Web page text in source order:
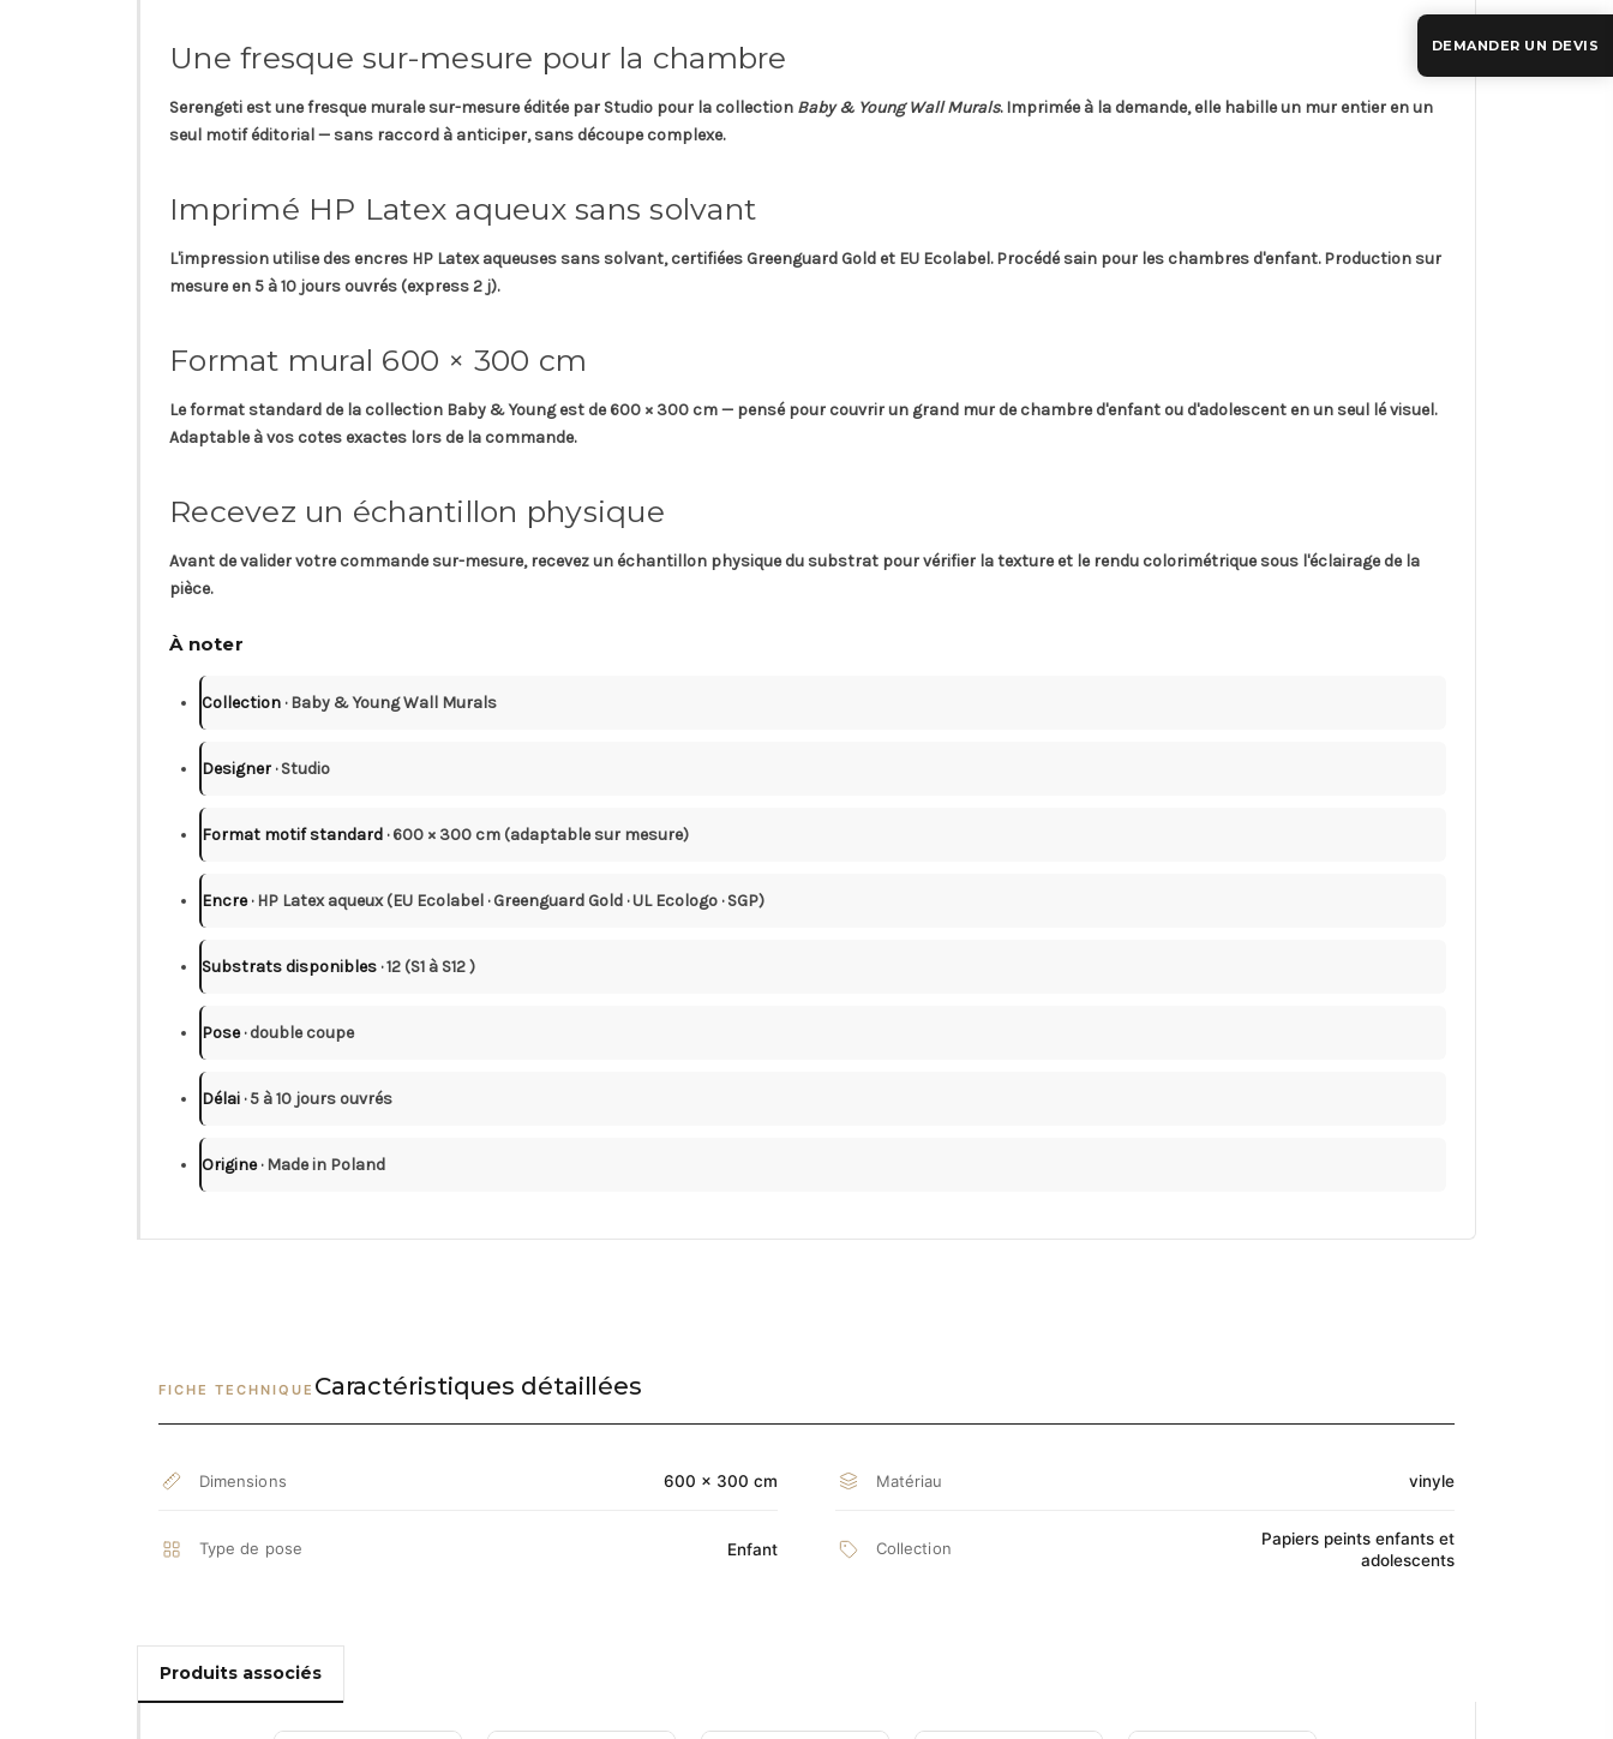
Une fresque sur-mesure pour la chambre
Serengeti est une fresque murale sur-mesure éditée par Studio pour la collection Baby & Young Wall Murals. Imprimée à la demande, elle habille un mur entier en un
seul motif éditorial — sans raccord à anticiper, sans découpe complexe.
Imprimé HP Latex aqueux sans solvant
L'impression utilise des encres HP Latex aqueuses sans solvant, certifiées Greenguard Gold et EU Ecolabel. Procédé sain pour les chambres d'enfant. Production sur
mesure en 5 à 10 jours ouvrés (express 2 j).
Format mural 600 × 300 cm
Le format standard de la collection Baby & Young est de600 × 300 cm— pensé pour couvrir un grand mur de chambre d'enfant ou d'adolescent en un seul lé visuel.
Adaptable à vos cotes exactes lors de la commande.
Recevez un échantillon physique
Avant de valider votre commande sur-mesure, recevez un échantillon physiquedu substrat pour vérifier la texture et le rendu colorimétrique sous l'éclairage de la
pièce.
À noter
Collection · Baby & Young Wall Murals
Designer · Studio
Format motif standard · 600 × 300 cm (adaptable sur mesure)
Encre· HP Latex aqueux (EU Ecolabel · Greenguard Gold · UL Ecologo · SGP)
Substrats disponibles · 12 (S1 à S12 )
Pose· double coupe
Délai · 5 à 10 jours ouvrés
Origine· Made in Poland
FICHE TECHNIQUE Caractéristiques détaillées
Dimensions 600 × 300 cm Matériau vinyle
Type de pose Enfant Collection
Papiers peints enfants et
adolescents
Produits associés
DEMANDER UN DEVIS